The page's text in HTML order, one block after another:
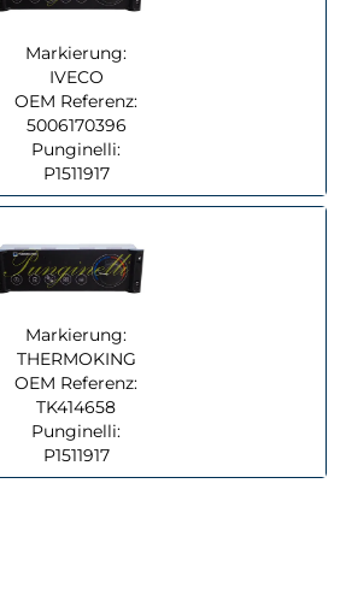
Markierung:
IVECO
OEM Referenz:
5006170396
Punginelli:
P1511917
Markierung:
THERMOKING
OEM Referenz:
TK414658
Punginelli:
P1511917